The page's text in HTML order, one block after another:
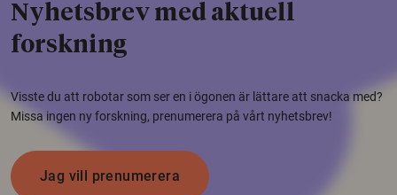
Nyhetsbrev med aktuell
forskning
Visste du att robotar som ser en i ögonen är lättare att snacka med?
Missa ingen ny forskning, prenumerera på vårt nyhetsbrev!
Jag vill prenumerera